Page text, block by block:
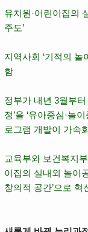
유치원·어린이집의
주도’
지역사회 ‘기적의 놀
함
정부가 내년 3월부
정’을 ‘유아중심·놀
로그램 개발이 가속
교육부와 보건복지
이집의 실내외 놀이
창의적 공간’으로